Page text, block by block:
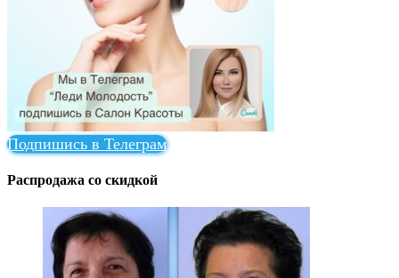
Подпишись в Телеграм
Распродажа со скидкой